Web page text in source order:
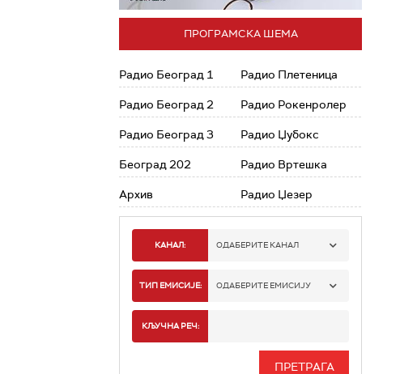
ПРОГРАМСКА ШЕМА
Радио Београд 1
Радио Београд 2
Радио Београд 3
Београд 202
Архив
Радио Плетеница
Радио Рокенролер
Радио Џубокс
Радио Вртешка
Радио Џезер
КАНАЛ: ОДАБЕРИТЕ КАНАЛ
РАДИО БЕОГРАД 1
РАДИО БЕОГРАД 3
ТИП ЕМИСИЈЕ: ОДАБЕРИТЕ ЕМИСИЈУ
КЉУЧНА РЕЧ: